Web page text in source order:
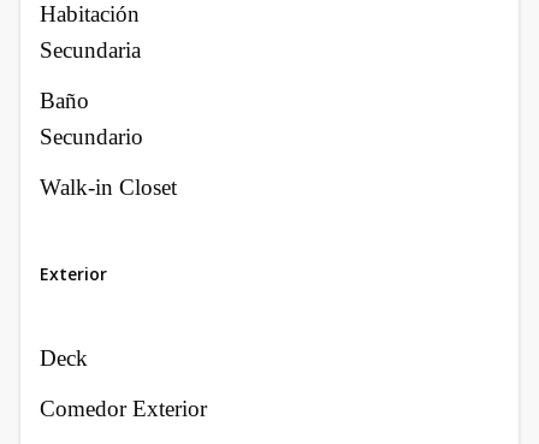
Habitación
Secundaria
Baño
Secundario
Walk-in Closet
Exterior
Deck
Comedor Exterior